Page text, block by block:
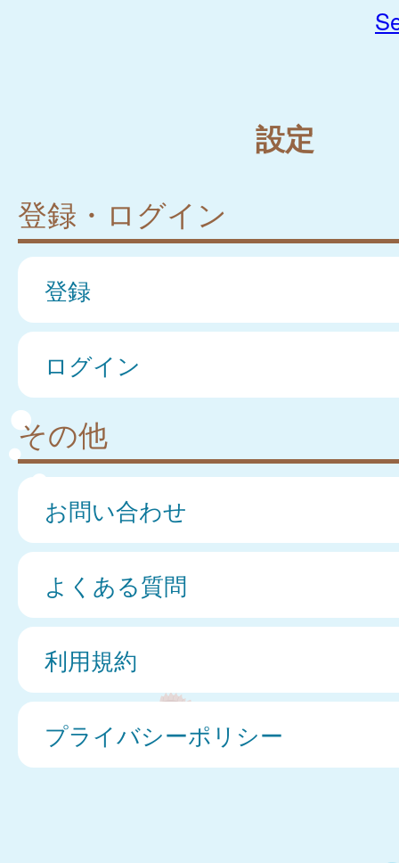
設定
登録・ログイン
登録
ログイン
その他
お問い合わせ
よくある質問
利用規約
プライバシーポリシー